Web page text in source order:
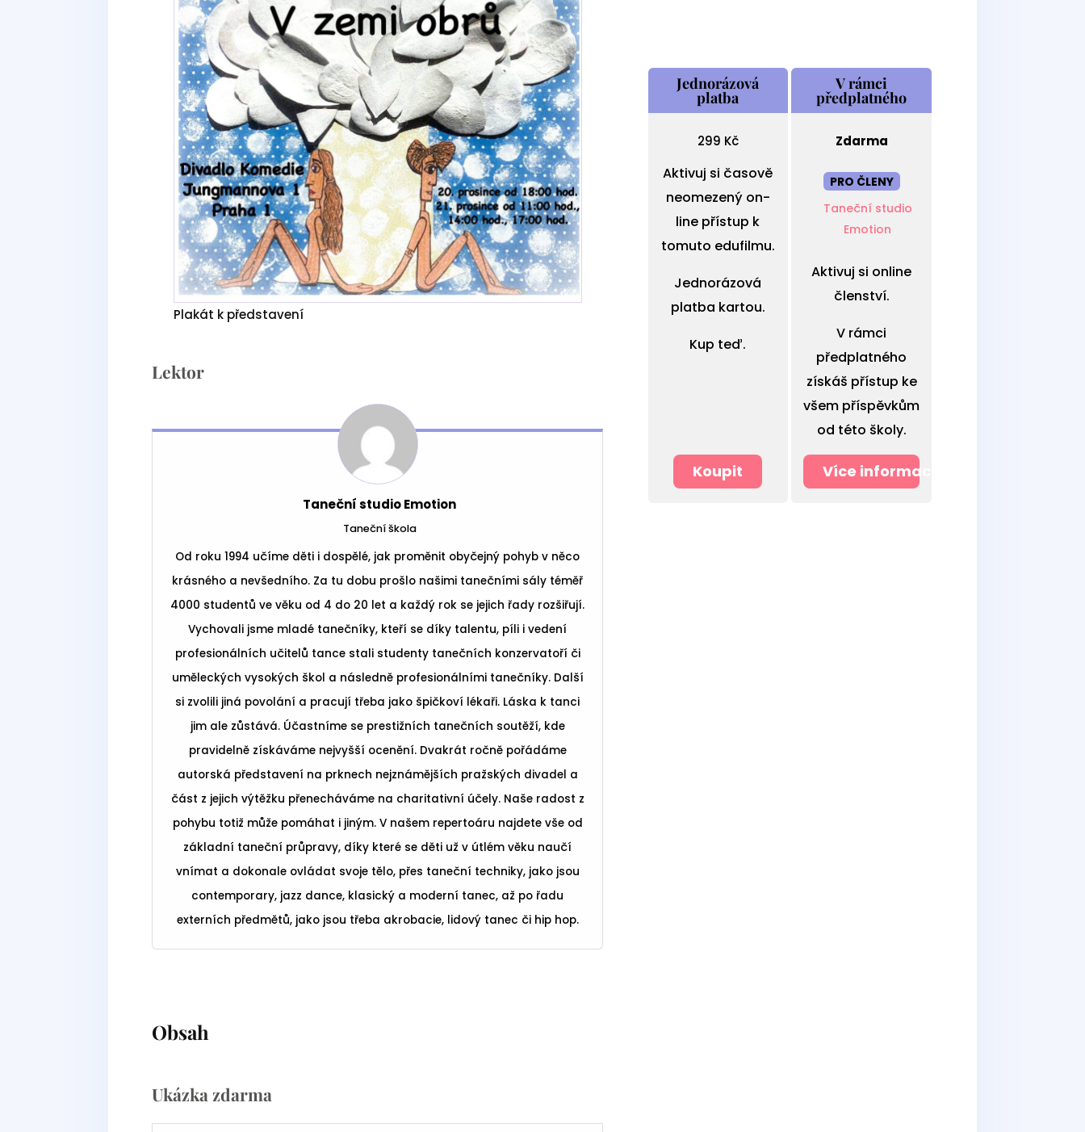
Plakát k představení
Lektor
Taneční studio Emotion
Taneční škola
Od roku 1994 učíme děti i dospělé, jak proměnit obyčejný pohyb v něco
krásného a nevšedního. Za tu dobu prošlo našimi tanečními sály téměř
4000 studentů ve věku od 4 do 20 let a každý rok se jejich řady rozšiřují.
Vychovali jsme mladé tanečníky, kteří se díky talentu, píli i vedení
profesionálních učitelů tance stali studenty tanečních konzervatoří či
uměleckých vysokých škol a následně profesionálními tanečníky. Další
si zvolili jiná povolání a pracují třeba jako špičkoví lékaři. Láska k tanci
jim ale zůstává. Účastníme se prestižních tanečních soutěží, kde
pravidelně získáváme nejvyšší ocenění. Dvakrát ročně pořádáme
autorská představení na prknech nejznámějších pražských divadel a
část z jejich výtěžku přenecháváme na charitativní účely. Naše radost z
pohybu totiž může pomáhat i jiným. V našem repertoáru najdete vše od
základní taneční průpravy, díky které se děti už v útlém věku naučí
vnímat a dokonale ovládat svoje tělo, přes taneční techniky, jako jsou
contemporary, jazz dance, klasický a moderní tanec, až po řadu
externích předmětů, jako jsou třeba akrobacie, lidový tanec či hip hop.
Obsah
Ukázka zdarma
Jednorázová
platba
299 Kč
Aktivuj si časově
neomezený on-
line přístup k
tomuto edufilmu.
Jednorázová
platba kartou.
Kup teď.
Koupit
V rámci
předplatného
Zdarma
PRO ČLENY
Taneční studio
Emotion
Aktivuj si online
členství.
V rámci
předplatného
získáš přístup ke
všem příspěvkům
od této školy.
Více informací